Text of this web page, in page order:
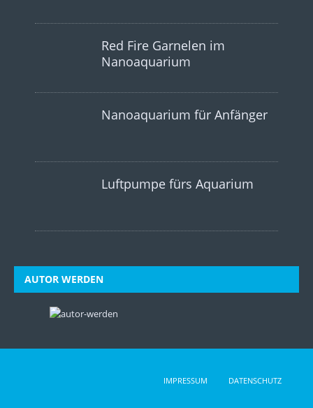
Red Fire Garnelen im
Nanoaquarium
Nanoaquarium für Anfänger
Luftpumpe fürs Aquarium
AUTOR WERDEN
IMPRESSUM DATENSCHUTZ